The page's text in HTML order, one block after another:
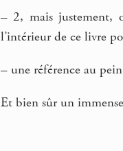
– 2, mais justement,
l’intérieur de ce livre
– une référence au
Et bien sûr un